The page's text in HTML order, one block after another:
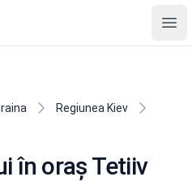
Regiunea Kiev
în oraș Tetiiv